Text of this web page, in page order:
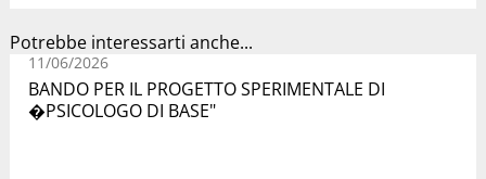
Potrebbe interessarti anche...
11/06/2026
BANDO PER IL PROGETTO SPERIMENTALE DI
�PSICOLOGO DI BASE"